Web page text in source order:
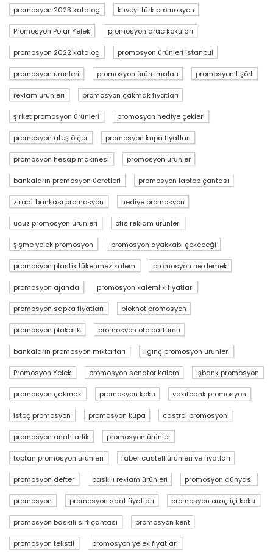
promosyon 2023 katalog kuveyt türk promosyon
Promosyon Polar Yelek promosyon arac kokulari
promosyon 2022 katalog promosyon ürünleri istanbul
promosyon urunleri promosyon ürün imalatı promosyon tişört
reklam urunleri promosyon çakmak fiyatları
şirket promosyon ürünleri promosyon hediye çekleri
promosyon ateş ölçer promosyon kupa fiyatları
promosyon hesap makinesi promosyon urunler
bankaların promosyon ücretleri promosyon laptop çantası
ziraat bankası promosyon hediye promosyon
ucuz promosyon ürünleri ofis reklam ürünleri
şişme yelek promosyon promosyon ayakkabı çekeceği
promosyon plastik tükenmez kalem promosyon ne demek
promosyon ajanda promosyon kalemlik fiyatları
promosyon sapka fiyatları bloknot promosyon
promosyon plakalık promosyon oto parfümü
bankalarin promosyon miktarlari ilginç promosyon ürünleri
Promosyon Yelek promosyon senatör kalem işbank promosyon
promosyon çakmak promosyon koku vakıfbank promosyon
istoç promosyon promosyon kupa castrol promosyon
promosyon anahtarlik promosyon ürünler
toptan promosyon ürünleri faber castell ürünleri ve fiyatları
promosyon defter baskılı reklam ürünleri promosyon dünyası
promosyon promosyon saat fiyatları promosyon araç içi koku
promosyon baskılı sırt çantası promosyon kent
promosyon tekstil promosyon yelek fiyatları